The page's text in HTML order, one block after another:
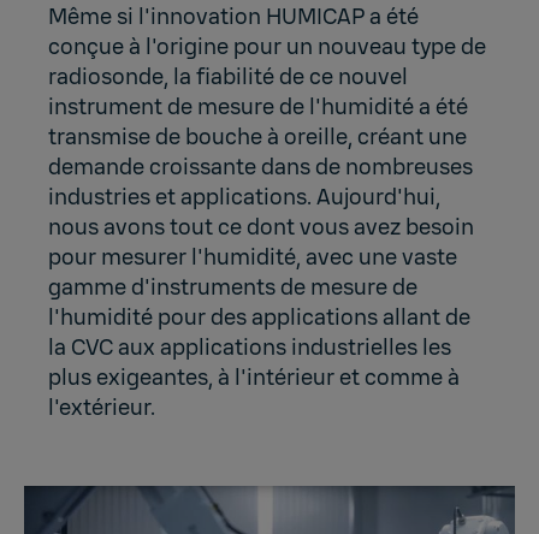
Même si l'innovation HUMICAP a été
conçue à l'origine pour un nouveau type de
radiosonde, la fiabilité de ce nouvel
instrument de mesure de l'humidité a été
transmise de bouche à oreille, créant une
demande croissante dans de nombreuses
industries et applications. Aujourd'hui,
nous avons tout ce dont vous avez besoin
pour mesurer l'humidité, avec une vaste
gamme d'instruments de mesure de
l'humidité pour des applications allant de
la CVC aux applications industrielles les
plus exigeantes, à l'intérieur et comme à
l'extérieur.